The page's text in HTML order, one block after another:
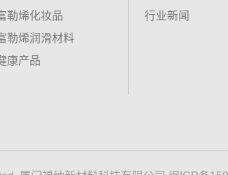
勒烯化妆品
勒烯润滑材料
康产品
行业新闻